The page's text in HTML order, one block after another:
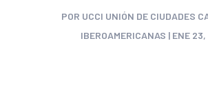
POR UCCI UNIÓN DE CIUDADES
IBEROAMERICANAS | ENE 23,